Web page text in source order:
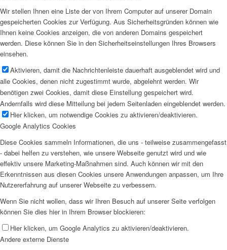
Wir stellen Ihnen eine Liste der von Ihrem Computer auf unserer Domain
gespeicherten Cookies zur Verfügung. Aus Sicherheitsgründen können wie
Ihnen keine Cookies anzeigen, die von anderen Domains gespeichert
werden. Diese können Sie in den Sicherheitseinstellungen Ihres Browsers
einsehen.
Aktivieren, damit die Nachrichtenleiste dauerhaft ausgeblendet wird und
alle Cookies, denen nicht zugestimmt wurde, abgelehnt werden. Wir
benötigen zwei Cookies, damit diese Einstellung gespeichert wird.
Andernfalls wird diese Mitteilung bei jedem Seitenladen eingeblendet werden.
Hier klicken, um notwendige Cookies zu aktivieren/deaktivieren.
Google Analytics Cookies
Diese Cookies sammeln Informationen, die uns - teilweise zusammengefasst
- dabei helfen zu verstehen, wie unsere Webseite genutzt wird und wie
effektiv unsere Marketing-Maßnahmen sind. Auch können wir mit den
Erkenntnissen aus diesen Cookies unsere Anwendungen anpassen, um Ihre
Nutzererfahrung auf unserer Webseite zu verbessern.
Wenn Sie nicht wollen, dass wir Ihren Besuch auf unserer Seite verfolgen
können Sie dies hier in Ihrem Browser blockieren:
Hier klicken, um Google Analytics zu aktivieren/deaktivieren.
Andere externe Dienste